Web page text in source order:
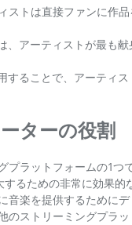
ストは直接ファンに作
、アーティストが最も
することで、アーティ
ターの役割
ラットフォームの1つ
るための非常に効果
音楽を提供するために
のストリーミングプラ